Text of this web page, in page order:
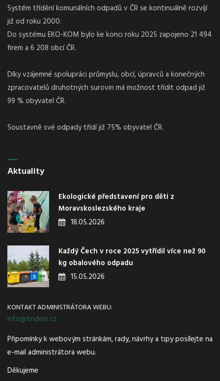
Systém třídění komunálních odpadů v ČR se kontinuálně rozvíjí
již od roku 2000.
Do systému EKO-KOM bylo ke konci roku 2025 zapojeno 21 494
firem a 6 208 obcí ČR.
Díky vzájemné spolupráci průmyslu, obcí, úpravců a konečných
zpracovatelů druhotných surovin má možnost třídit odpad již
99 % obyvatel ČR.
Soustavně své odpady třídí již 75% obyvatel ČR.
Aktuality
Ekologické představení pro děti z
Moravskoslezského kraje
18.05.2026
Každý Čech v roce 2025 vytřídil více než 90
kg obalového odpadu
15.05.2026
KONTAKT ADMINISTRÁTORA WEBU:
info@trideni.cz
Připomínky k webovým stránkám, rady, návrhy a tipy posílejte na
e-mail administrátora webu.
Děkujeme